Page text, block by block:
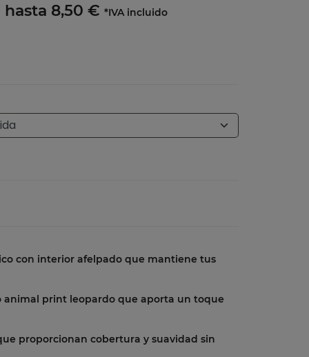
8,50 € *IVA incluido
con interior afelpado que mantiene tus
animal print leopardo que aporta un toque
proporcionan cobertura y suavidad sin